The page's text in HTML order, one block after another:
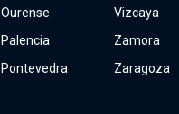
Ourense
Palencia
Pontevedra
Vizcaya
Zamora
Zaragoza